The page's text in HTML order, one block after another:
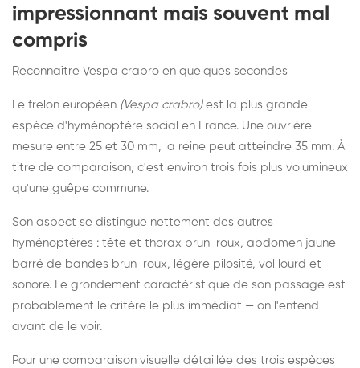
impressionnant mais souvent mal
compris
Reconnaître Vespa crabro en quelques secondes
Le frelon européen (Vespa crabro)est la plus grande
espèce d'hyménoptère social en France. Une ouvrière
mesure entre 25 et 30 mm, la reine peut atteindre 35 mm. À
titre de comparaison, c'est environ trois fois plus volumineux
qu'une guêpe commune.
Son aspect se distingue nettement des autres
hyménoptères : tête et thorax brun-roux, abdomen jaune
barré de bandes brun-roux, légère pilosité, vol lourd et
sonore. Le grondement caractéristique de son passage est
probablement le critère le plus immédiat — on l'entend
avant de le voir.
Pour une comparaison visuelle détaillée des trois espèces